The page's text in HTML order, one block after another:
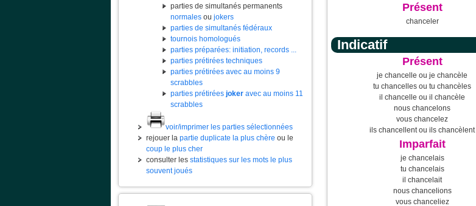
parties de simultanés permanents
normales ou jokers
parties de simultanés fédéraux
tournois homologués
parties préparées: initiation, records ...
parties prétirées techniques
parties prétirées avec au moins 9
scrabbles
parties prétirées joker avec au moins 11
scrabbles
voir/imprimer les parties sélectionnées
rejouer la partie duplicate la plus chère ou le
coup le plus cher
consulter les statistiques sur les mots le plus
souvent joués
Présent
chanceler
Indicatif
Présent
je chancelle ou je chancèle
tu chancelles ou tu chancèles
il chancelle ou il chancèle
nous chancelons
vous chancelez
ils chancellent ou ils chancèlent
Imparfait
je chancelais
tu chancelais
il chancelait
nous chancelions
vous chanceliez